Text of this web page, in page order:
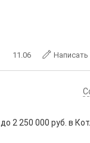
11.06 Написать
до 2 250 000 руб. в